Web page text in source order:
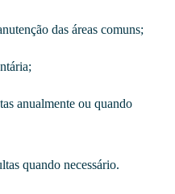
das áreas comuns;
anualmente ou quando
quando necessário.